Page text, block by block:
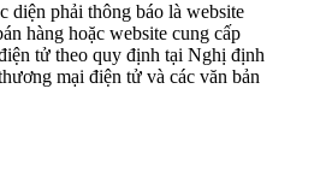
diện phải thông báo là website
hàng hoặc website cung cấp
tử theo quy định tại Nghị định
mại điện tử và các văn bản